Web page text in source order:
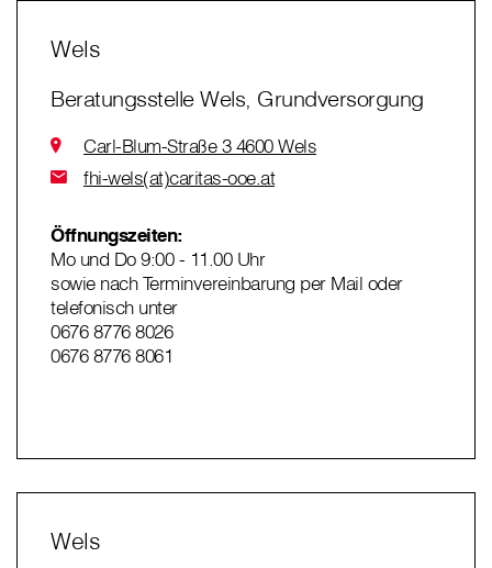
Wels
Beratungsstelle Wels, Grundversorgung
Carl-Blum-Straße 3 4600 Wels
fhi-wels(at)caritas-ooe.at
Öffnungszeiten:
Mo und Do 9:00 - 11.00 Uhr
sowie nach Terminvereinbarung per Mail oder
telefonisch unter
0676 8776 8026
0676 8776 8061
Wels